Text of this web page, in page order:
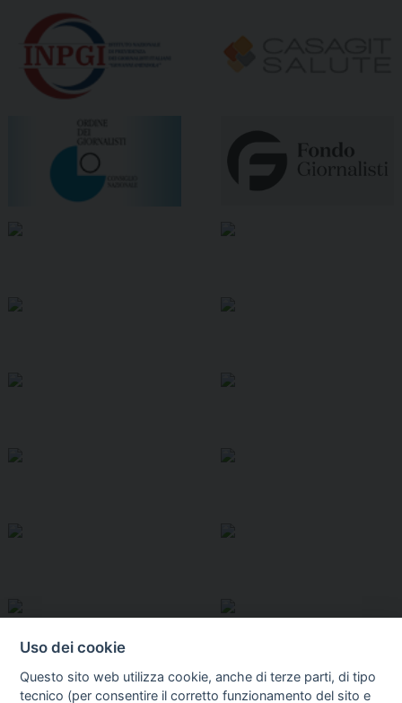
Uso dei cookie
Questo sito web utilizza cookie, anche di terze parti, di tipo
tecnico (per consentire il corretto funzionamento del sito e